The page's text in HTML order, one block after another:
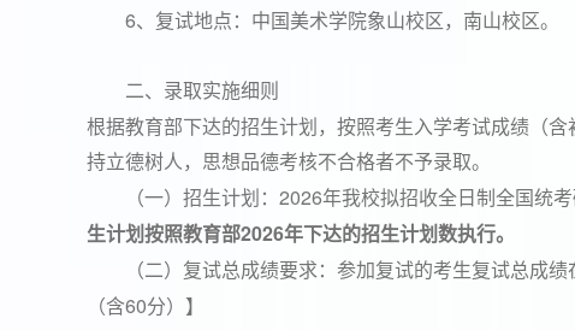
6、复试地点：中国美术学院象山校区，南山校区。
二、录取实施细则
根据教育部下达的招生计划，按照考生入学考试成绩（
持立德树人，思想品德考核不合格者不予录取。
（一）招生计划： 2026年我校拟招收全日制全国统
生计划按照教育部2026年下达的招生计划数执行。
（二）复试总成绩要求：参加复试的考生复试总成绩
（含60分）】